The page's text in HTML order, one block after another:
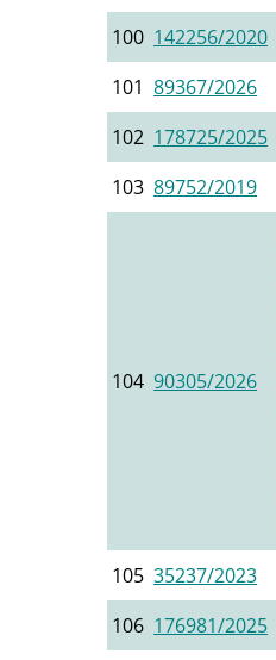
100 142256/2020
101 89367/2026
102 178725/2025
103 89752/2019
104 90305/2026
105 35237/2023
106 176981/2025